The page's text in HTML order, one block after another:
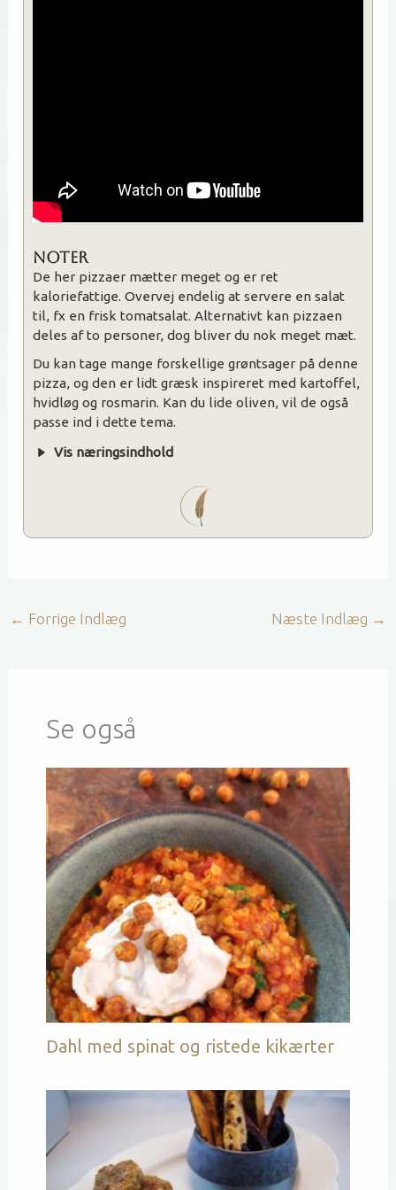
Noter
De her pizzaer mætter meget og er ret
kaloriefattige. Overvej endelig at servere en salat
til, fx en frisk tomatsalat. Alternativt kan pizzaen
deles af to personer, dog bliver du nok meget mæt.
Du kan tage mange forskellige grøntsager på denne
pizza, og den er lidt græsk inspireret med kartoffel,
hvidløg og rosmarin. Kan du lide oliven, vil de også
passe ind i dette tema.
Vis næringsindhold
← Forrige Indlæg Næste Indlæg →
Se også
Dahl med spinat og ristede kikærter